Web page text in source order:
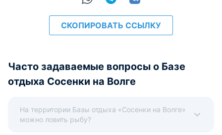
СКОПИРОВАТЬ ССЫЛКУ
Часто задаваемые вопросы о Базе
отдыха Сосенки на Волге
На территории Базы отдыха «Сосенки на Волге»
можно ловить рыбу?